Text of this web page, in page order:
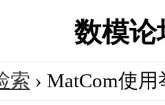
数模论
索 › MatCom使